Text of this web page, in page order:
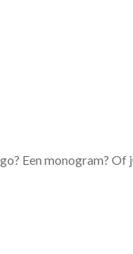
Een monogram?